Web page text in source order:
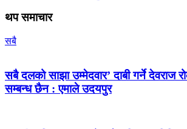
थप समाचार
सबै
सबै दलको साझा उम्मेदवार’ दाबी गर्ने देवराज
सम्बन्ध छैन : एमाले उदयपुर